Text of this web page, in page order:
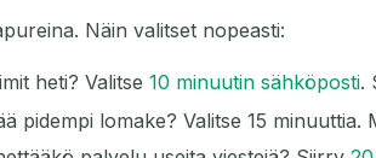
Näin valitset nopeasti:
heti? Valitse10 minuutin sähköposti.
pidempi lomake? Valitse 15